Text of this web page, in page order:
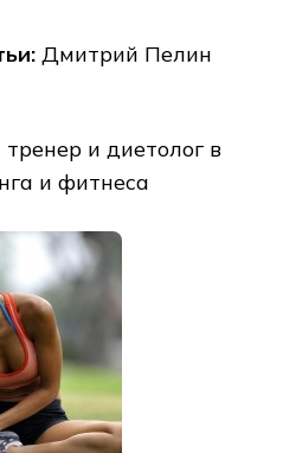
Дмитрий Пелин
и диетолог в
и фитнеса